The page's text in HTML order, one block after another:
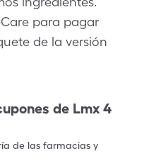
para pagar
de la versión
de Lmx 4
de las farmacias y